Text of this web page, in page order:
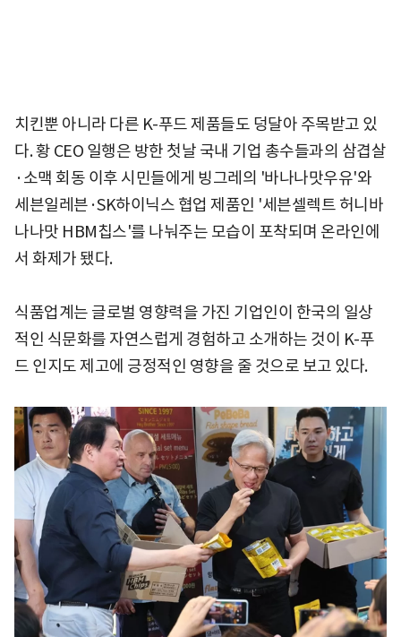
치킨뿐 아니라 다른 K-푸드 제품들도 덩달아 주목받고 있
다. 황 CEO 일행은 방한 첫날 국내 기업 총수들과의 삼겹살
·소맥 회동 이후 시민들에게 빙그레의 '바나나맛우유'와
세븐일레븐·SK하이닉스 협업 제품인 '세븐셀렉트 허니바
나나맛 HBM칩스'를 나눠주는 모습이 포착되며 온라인에
서 화제가 됐다.
식품업계는 글로벌 영향력을 가진 기업인이 한국의 일상
적인 식문화를 자연스럽게 경험하고 소개하는 것이 K-푸
드 인지도 제고에 긍정적인 영향을 줄 것으로 보고 있다.